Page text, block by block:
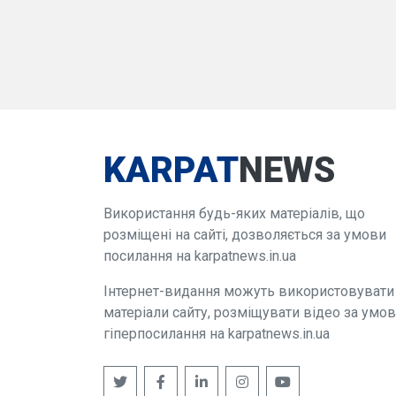
KARPATNEWS
Використання будь-яких матеріалів, що
розміщені на сайті, дозволяється за умови
посилання на karpatnews.in.ua
Інтернет-видання можуть використовувати
матеріали сайту, розміщувати відео за
гіперпосилання на karpatnews.in.ua